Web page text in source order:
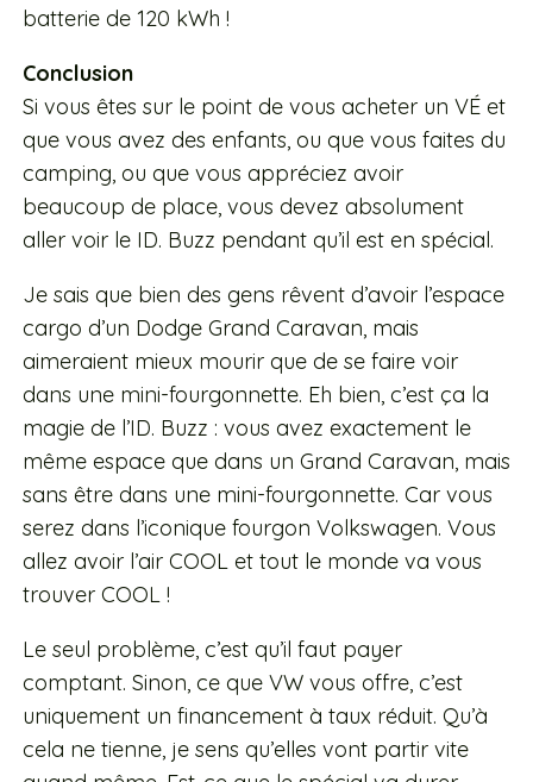
batterie de 120 kWh !
Conclusion
Si vous êtes sur le point de vous acheter un VÉ et
que vous avez des enfants, ou que vous faites du
camping, ou que vous appréciez avoir
beaucoup de place, vous devez absolument
aller voir le ID. Buzz pendant qu’il est en spécial.
Je sais que bien des gens rêvent d’avoir l’espace
cargo d’un Dodge Grand Caravan, mais
aimeraient mieux mourir que de se faire voir
dans une mini-fourgonnette. Eh bien, c’est ça la
magie de l’ID. Buzz : vous avez exactement le
même espace que dans un Grand Caravan, mais
sans être dans une mini-fourgonnette. Car vous
serez dans l’iconique fourgon Volkswagen. Vous
allez avoir l’air COOL et tout le monde va vous
trouver COOL !
Le seul problème, c’est qu’il faut payer
comptant. Sinon, ce que VW vous offre, c’est
uniquement un financement à taux réduit. Qu’à
cela ne tienne, je sens qu’elles vont partir vite